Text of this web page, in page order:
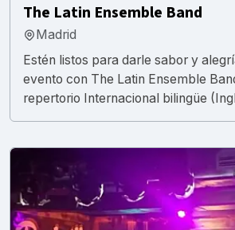
The Latin Ensemble Band
Madrid
Estén listos para darle sabor y
evento con The Latin Ensemble
repertorio Internacional bilingüe